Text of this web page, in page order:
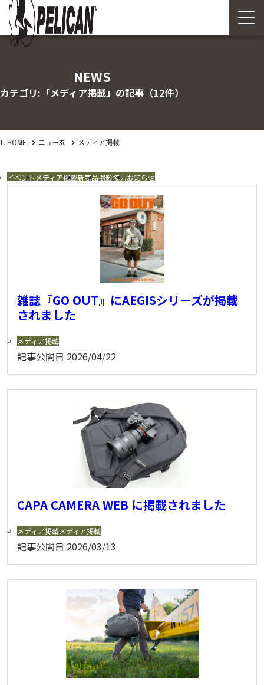
NEWS
カテゴリ:「メディア掲載」の記事 （12件）
HOME ニュース メディア掲載
イベント メディア掲載新商品撮影協力お知らせ
雑誌『GO OUT』にAEGISシリーズが掲載
されました
メディア掲載
記事公開日 2026/04/22
CAPA CAMERA WEB に掲載されました
メディア掲載メディア掲載
記事公開日 2026/03/13